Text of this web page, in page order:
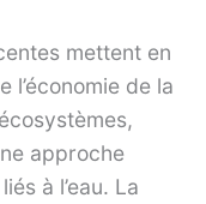
mettent en
l’économie de la
approche
à l’eau. La